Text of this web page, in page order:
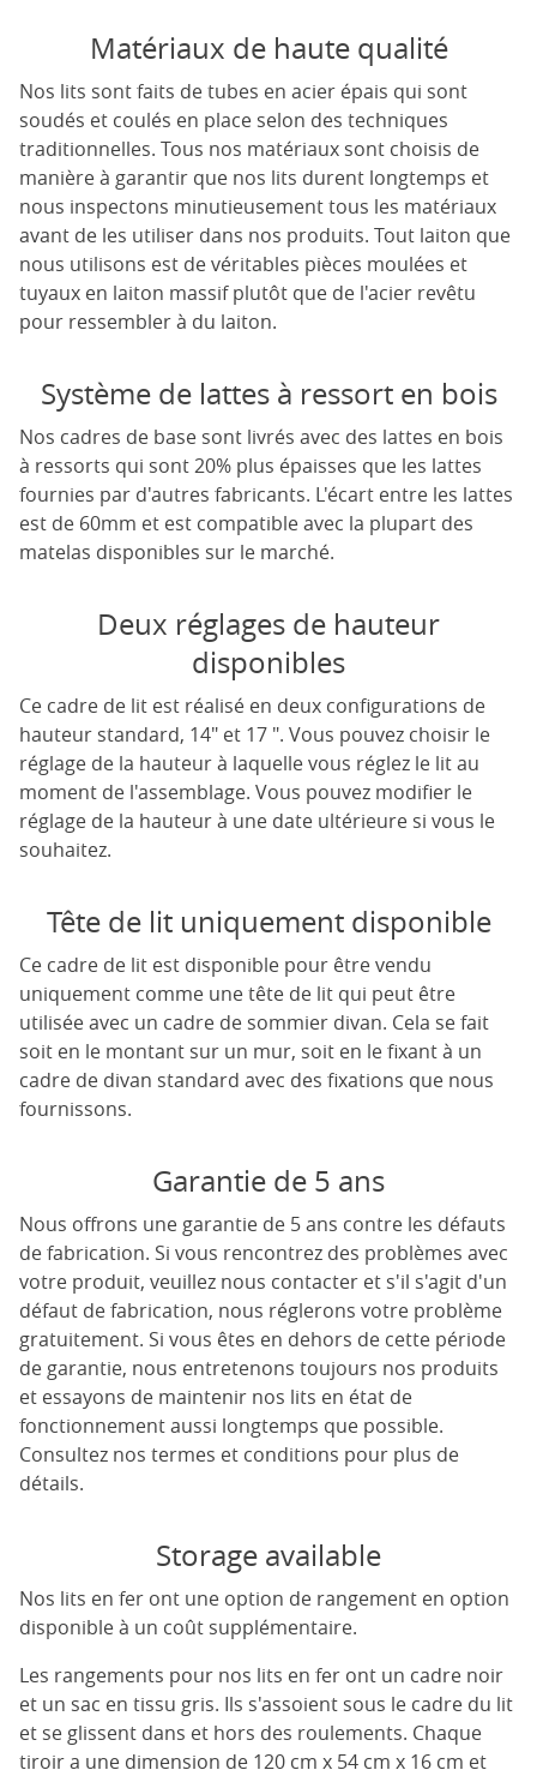
Matériaux de haute qualité
Nos lits sont faits de tubes en acier épais qui sont
soudés et coulés en place selon des techniques
traditionnelles. Tous nos matériaux sont choisis de
manière à garantir que nos lits durent longtemps et
nous inspectons minutieusement tous les matériaux
avant de les utiliser dans nos produits. Tout laiton que
nous utilisons est de véritables pièces moulées et
tuyaux en laiton massif plutôt que de l'acier revêtu
pour ressembler à du laiton.
Système de lattes à ressort en bois
Nos cadres de base sont livrés avec des lattes en bois
à ressorts qui sont 20% plus épaisses que les lattes
fournies par d'autres fabricants. L'écart entre les lattes
est de 60mm et est compatible avec la plupart des
matelas disponibles sur le marché.
Deux réglages de hauteur
disponibles
Ce cadre de lit est réalisé en deux configurations de
hauteur standard, 14" et 17 ". Vous pouvez choisir le
réglage de la hauteur à laquelle vous réglez le lit au
moment de l'assemblage. Vous pouvez modifier le
réglage de la hauteur à une date ultérieure si vous le
souhaitez.
Tête de lit uniquement disponible
Ce cadre de lit est disponible pour être vendu
uniquement comme une tête de lit qui peut être
utilisée avec un cadre de sommier divan. Cela se fait
soit en le montant sur un mur, soit en le fixant à un
cadre de divan standard avec des fixations que nous
fournissons.
Garantie de 5 ans
Nous offrons une garantie de 5 ans contre les défauts
de fabrication. Si vous rencontrez des problèmes avec
votre produit, veuillez nous contacter et s'il s'agit d'un
défaut de fabrication, nous réglerons votre problème
gratuitement. Si vous êtes en dehors de cette période
de garantie, nous entretenons toujours nos produits
et essayons de maintenir nos lits en état de
fonctionnement aussi longtemps que possible.
Consultez nos termes et conditions pour plus de
détails.
Storage available
Nos lits en fer ont une option de rangement en option
disponible à un coût supplémentaire.
Les rangements pour nos lits en fer ont un cadre noir
et un sac en tissu gris. Ils s'assoient sous le cadre du lit
et se glissent dans et hors des roulements. Chaque
tiroir a une dimension de 120 cm x 54 cm x 16 cm et